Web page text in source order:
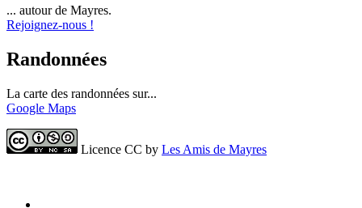
... autour de Mayres.
Rejoignez-nous !
Randonnées
La carte des randonnées sur...
Google Maps
Licence CC by Les Amis de Mayres